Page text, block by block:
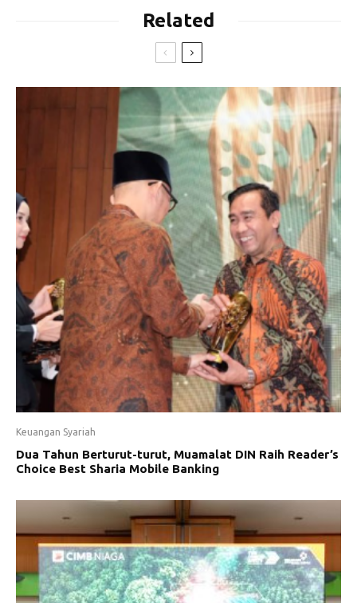
Related
Keuangan Syariah
Dua Tahun Berturut-turut, Muamalat DIN Raih Reader’s
Choice Best Sharia Mobile Banking